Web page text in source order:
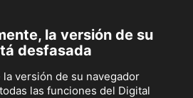
la versión de su
desfasada
la versión de su navegador
las funciones del Digital